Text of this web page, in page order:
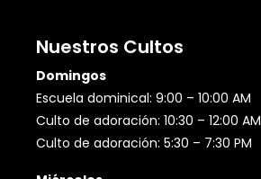
Nuestros Cultos
Domingos
Escuela dominical: 9:00 – 10:00 AM
Culto de adoración: 10:30 – 12:00 AM
Culto de adoración: 5:30 – 7:30 PM